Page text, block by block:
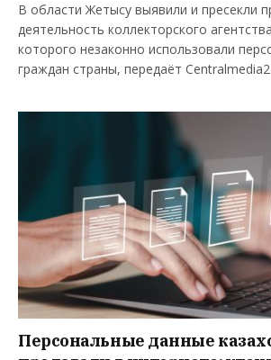
В области Жетысу выявили и пресекли
деятельность коллекторского
которого незаконно использовали
граждан страны, передаёт
Персональные данные